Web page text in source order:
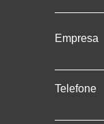
Empresa
Telefone